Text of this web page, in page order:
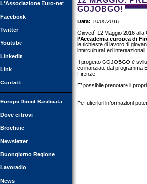
L'Associazione Euro-net
Facebook
Twitter
Youtube
LinkedIn
Link
Contatti
Europe Direct Basilicata
Dove ci trovi
Brochure
Newsletter
Buongiorno Regione
Lavoradio
News
GOJOBGO!
Data: 10/05/2016
Giovedì 12 Maggio 2016
l’Accademia europea di
le richieste di lavoro di
interculturali ed internazionali.
Il progetto GOJOBGO è
cofinanziato dal programma
Firenze.
E’ possibile prenotare il
Per ulteriori informazioni